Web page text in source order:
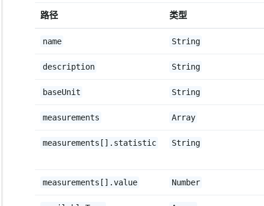
路径 类型
name String
description String
baseUnit String
measurements Array
measurements[].statistic String
measurements[].value Number